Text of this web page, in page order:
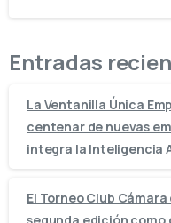
Entradas
La Ventanilla Única
centenar de nuevas
integra la Inteligencia
El Torneo Club